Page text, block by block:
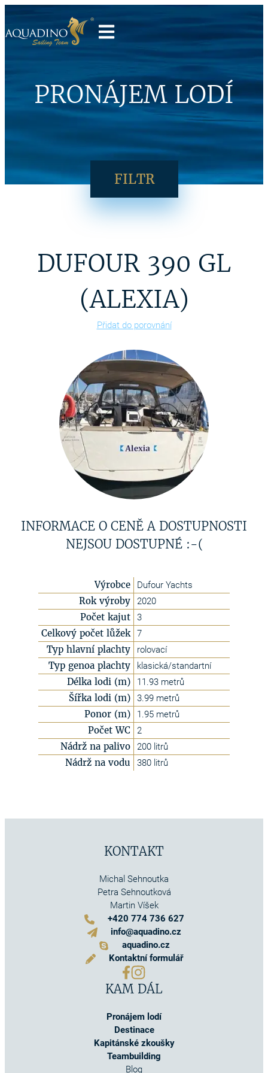
PRONÁJEM LODÍ
FILTR
DUFOUR 390 GL
(ALEXIA)
Přidat do porovnání
INFORMACE O CENĚ A DOSTUPNOSTI
NEJSOU DOSTUPNÉ :-(
Výrobce Dufour Yachts
Rok výroby 2020
Počet kajut 3
Celkový počet lůžek 7
Typ hlavní plachty rolovací
Typ genoa plachty klasická/standartní
Délka lodi (m) 11.93 metrů
Šířka lodi (m) 3.99 metrů
Ponor (m) 1.95 metrů
Počet WC 2
Nádrž na palivo 200 litrů
Nádrž na vodu 380 litrů
KONTAKT
Michal Sehnoutka
Petra Sehnoutková
Martin Víšek
+420 774 736 627
info@aquadino.cz
aquadino.cz
Kontaktní formulář
KAM DÁL
Pronájem lodí
Destinace
Kapitánské zkoušky
Teambuilding
Blog